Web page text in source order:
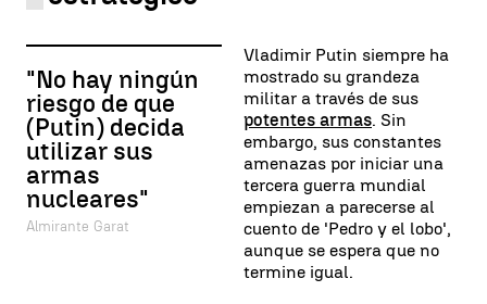
"No hay ningún
riesgo de que
(Putin) decida
utilizar sus
armas
nucleares"
Almirante Garat
Vladimir Putin siempre ha
mostrado su grandeza
militar a través de sus
potentes armas. Sin
embargo, sus constantes
amenazas por iniciar una
tercera guerra mundial
empiezan a parecerse al
cuento de 'Pedro y el lobo',
aunque se espera que no
termine igual.